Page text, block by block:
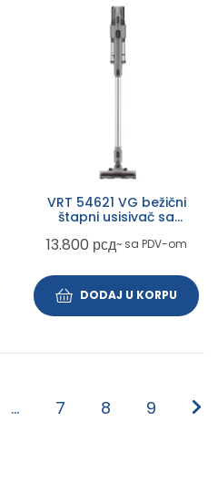
VRT 54621 VG bežični
štapni usisivač sa
13.800 рсд~ sa PDV-om
DODAJ U KORPU
… 7 8 9